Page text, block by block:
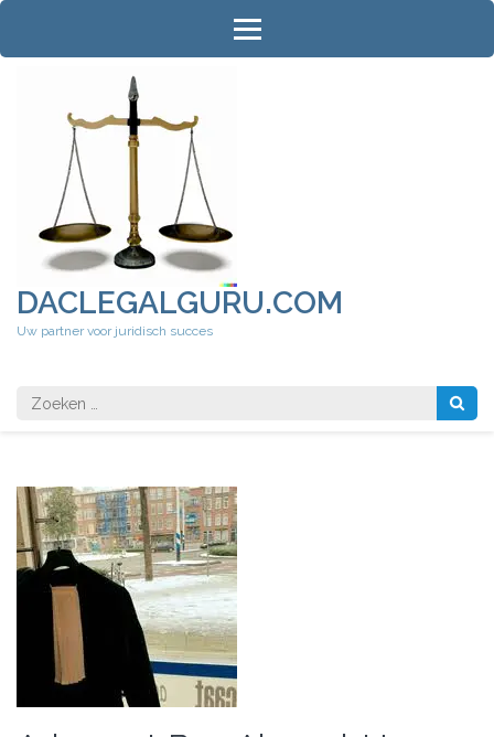
Ga
inhoud
DACLEGALGURU.COM
Uw partner voor juridisch succes
Zoeken
naar: